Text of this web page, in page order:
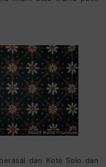
dari Kota Solo dan